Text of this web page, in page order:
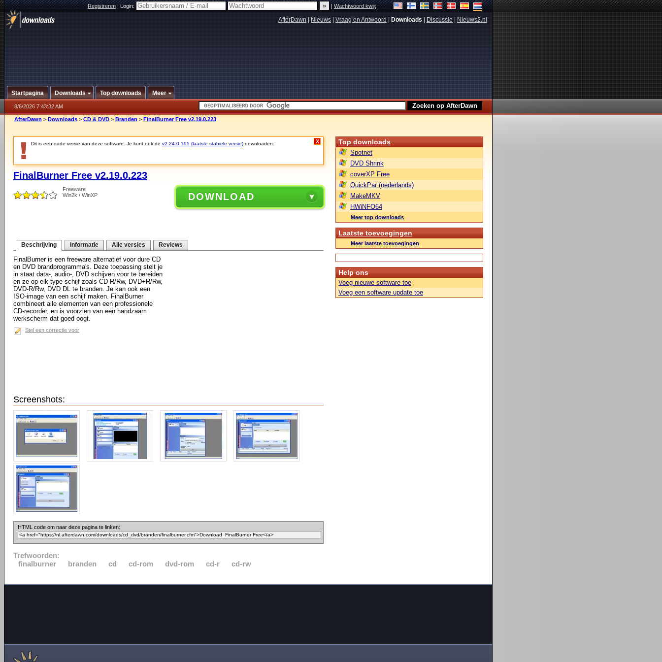
Registreren|Login: |Wachtwoord kwijt
AfterDawn Nieuws Vraag en Antwoord Downloads Discussie Nieuws2.nl
Startpagina Downloads Top downloads Meer
8/6/2026 7:43:32 AM
AfterDawn > Downloads > CD & DVD > Branden > FinalBurner Free v2.19.0.223
Dit is een oude versie van deze software. Je kunt ook de v2.24.0.195 (laatste stabiele versie) downloaden. X
FinalBurner Free v2.19.0.223
Freeware
Win2k / WinXP
DOWNLOAD
Beschrijving Informatie Alle versies Reviews
FinalBurner is een freeware alternatief voor dure CD
en DVD brandprogramma's. Deze toepassing stelt je
in staat data-, audio-, DVD schijven voor te bereiden
en ze op elk type schijf zoals CD R/Rw, DVD+R/Rw,
DVD-R/Rw, DVD DL te branden. Je kan ook een
ISO-image van een schijf maken. FinalBurner
combineert alle elementen van een professionele
CD-recorder, en is voorzien van een handzaam
werkscherm dat goed oogt.
Stel een correctie voor
Screenshots:
HTML code om naar deze pagina te linken:
Trefwoorden:
finalburner
branden cd cd-rom dvd-rom cd-r cd-rw
Top downloads
Spotnet
DVD Shrink
coverXP Free
QuickPar (nederlands)
MakeMKV
HWiNFO64
Meer top downloads
Laatste toevoegingen
Meer laatste toevoegingen
Help ons
Voeg nieuwe software toe
Voeg een software update toe